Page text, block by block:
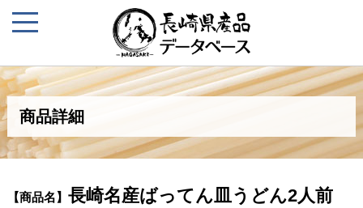
商品詳細
【商品名】 長崎名産ばってん皿うどん2人前